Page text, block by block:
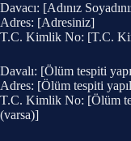
Davacı: [Adınız
Adres: [Adresiniz]
T.C. Kimlik No: [T.C.
Davalı: [Ölüm tespiti
Adres: [Ölüm tespiti
T.C. Kimlik No: [Ölüm
(varsa)]